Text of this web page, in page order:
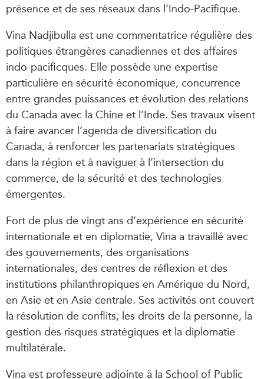
présence et de ses réseaux dans l’Indo-Pacifique.
Vina Nadjibulla est une commentatrice régulière des
politiques étrangères canadiennes et des affaires
indo-pacificques. Elle possède une expertise
particulière en sécurité économique, concurrence
entre grandes puissances et évolution des relations
du Canada avec la Chine et l’Inde. Ses travaux visent
à faire avancer l’agenda de diversification du
Canada, à renforcer les partenariats stratégiques
dans la région et à naviguer à l’intersection du
commerce, de la sécurité et des technologies
émergentes.
Fort de plus de vingt ans d’expérience en sécurité
internationale et en diplomatie, Vina a travaillé avec
des gouvernements, des organisations
internationales, des centres de réflexion et des
institutions philanthropiques en Amérique du Nord,
en Asie et en Asie centrale. Ses activités ont couvert
la résolution de conflits, les droits de la personne, la
gestion des risques stratégiques et la diplomatie
multilatérale.
Vina est professeure adjointe à la School of Public